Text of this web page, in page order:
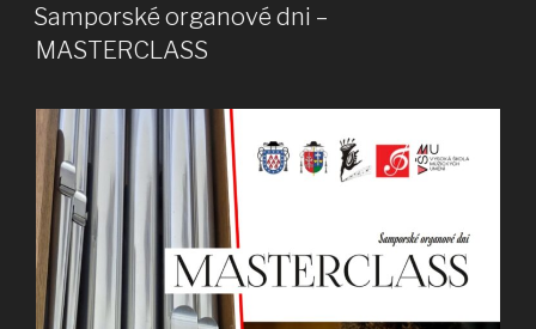
Samporské organové dni –
MASTERCLASS